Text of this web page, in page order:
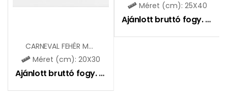
CARNEVAL FEHÉR MAT (ZBR302)
Méret (cm): 20X30
Ajánlott bruttó fogy. ár:
Méret (cm): 25X40
Ajánlott bruttó fogy. ár: